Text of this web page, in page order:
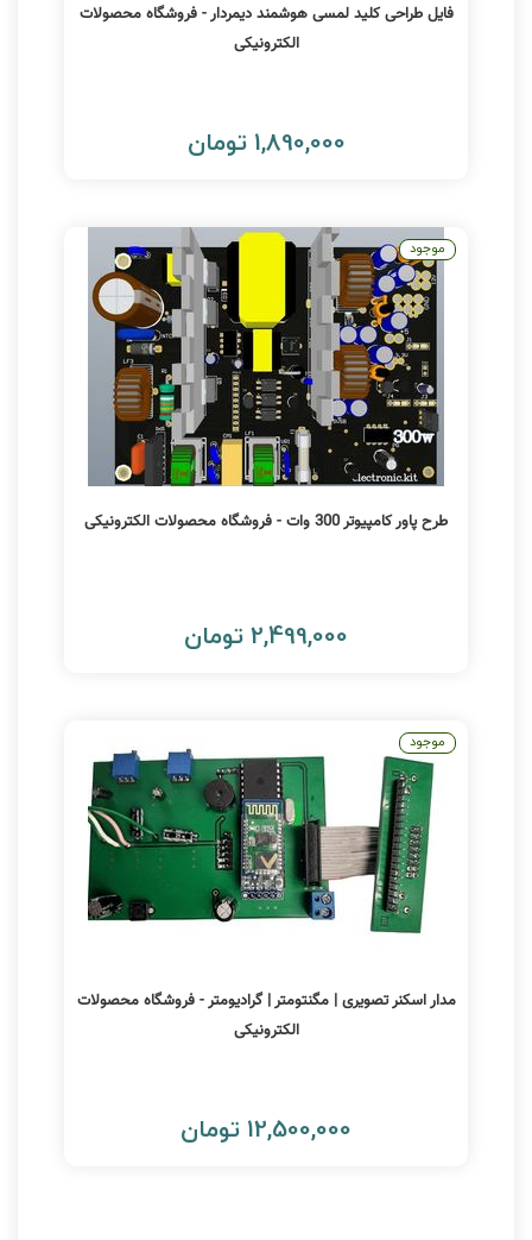
فایل طراحی کلید لمسی هوشمند دیمردار - فروشگاه محصولات
الکترونیکی
1,890,000 تومان
طرح پاور کامپیوتر 300 وات - فروشگاه محصولات الکترونیکی
2,499,000 تومان
موجود
مدار اسکنر تصویری | مگنتومتر | گرادیومتر - فروشگاه محصولات
الکترونیکی
12,500,000 تومان
موجود